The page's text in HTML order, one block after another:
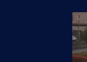
Rodrigues (Com